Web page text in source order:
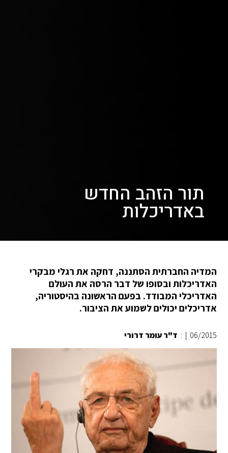
תור הזהב החדש
באדריכלות
המדיה החברתית הסתננה, דחקה את רגלי מבקרי
האדריכלות ובסופו של דבר הרסה את העולם
האדריכלי המבודד. בפעם הראשונה בהיסטוריה,
אדריכלים יכולים לשמוע את הציבור.
06/2015
|
: ד"ר עומר דרורי